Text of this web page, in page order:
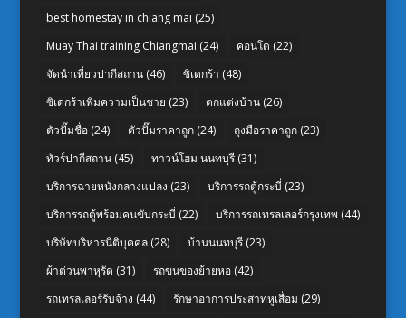
best homestay in chiang mai (25)
Muay Thai training Chiangmai (24) คอนโด (22)
จัดนำเที่ยวปากีสถาน(46) ซิเดกร้า (48)
ซิเดกร้าเพิ่มความเป็นชาย (23) ตกแต่งบ้าน(26)
ตัวปั๊มชื่อ(24) ตัวปั๊มราคาถูก(24) ถุงมือราคาถูก(23)
ทัวร์ปากีสถาน(45) ทาวน์โฮม นนทบุรี(31)
บริการฉายหนังกลางแปลง (23) บริการรถตู้กระบี่ (23)
บริการรถตู้พร้อมคนขับกระบี่ (22) บริการรถเทรลเลอร์กรุงเทพ (44)
บริษัทบริหารนิติบุคคล(28) บ้านนนทบุรี(23)
ผ้าต่วนพาหุรัด (31) รถขนของย้ายหอ(42)
รถเทรลเลอร์รับจ้าง (44) รักษาอาการประสาทหูเสื่อม (29)